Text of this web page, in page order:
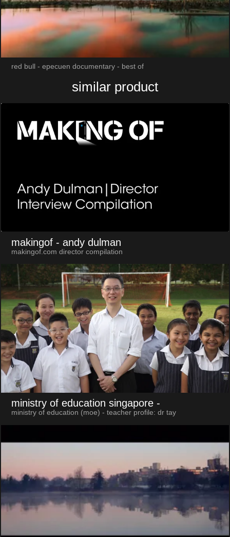
red bull - epecuen documentary - best of
similar product
makingof - andy dulman
makingof.com director compilation
ministry of education singapore -
ministry of education (moe) - teacher profile: dr tay